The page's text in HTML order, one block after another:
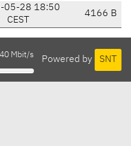
05-28 18:50
CEST
4166 B
Powered by SNT
Mbit/s